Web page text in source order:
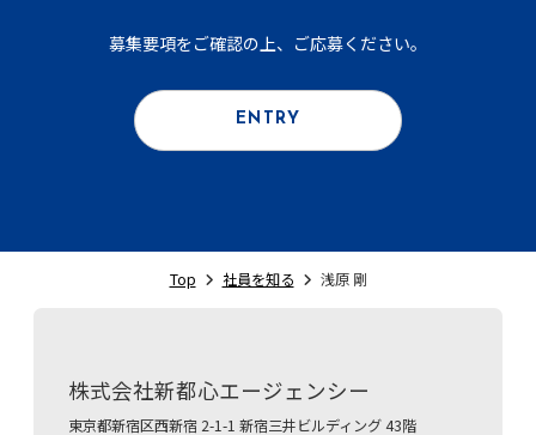
募集要項をご確認の上、ご応募ください。
ENTRY
Top 社員を知る 浅原 剛
株式会社新都心エージェンシー
東京都新宿区西新宿 2-1-1 新宿三井ビルディング 43階